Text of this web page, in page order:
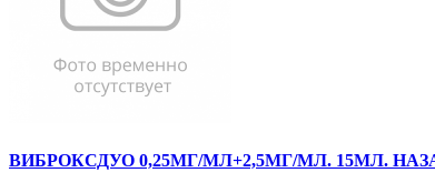
ВИБРОКСДУО 0,25МГ/МЛ+2,5МГ/МЛ. 15МЛ.